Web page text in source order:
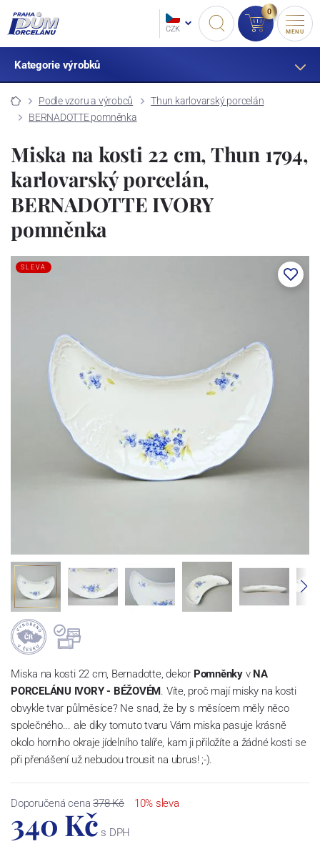
CZK
0
MENU
Kategorie výrobků
Podle vzoru a výrobců
Thun karlovarský porcelán
BERNADOTTE pomněnka
Miska na kosti 22 cm, Thun 1794,
karlovarský porcelán,
BERNADOTTE IVORY
pomněnka
SLEVA
Miska na kosti 22 cm, Bernadotte, dekor Pomněnkyv NA
PORCELÁNU IVORY - BÉŽOVÉM. Víte, proč mají misky na kosti
obvykle tvar půlměsíce? Ne snad, že by s měsícem měly něco
společného... ale díky tomuto tvaru Vám miska pasuje krásně
okolo horního okraje jídelního talíře, kam ji přiložíte a žádné kosti se
při přenášení už nebudou trousit na ubrus! ;-).
Doporučená cena378 Kč 10% sleva
340 Kč s DPH